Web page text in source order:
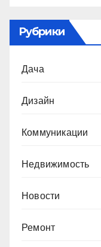
Рубрики
Дача
Дизайн
Коммуникации
Недвижимость
Новости
Ремонт